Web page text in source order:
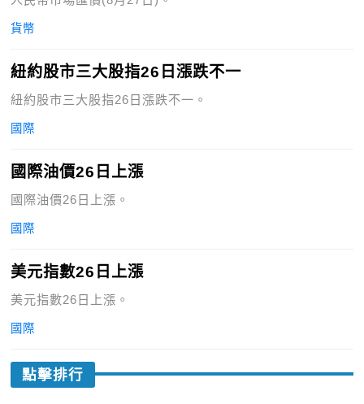
貨幣
紐約股市三大股指26日漲跌不一
紐約股市三大股指26日漲跌不一。
國際
國際油價26日上漲
國際油價26日上漲。
國際
美元指數26日上漲
美元指數26日上漲。
國際
點擊排行